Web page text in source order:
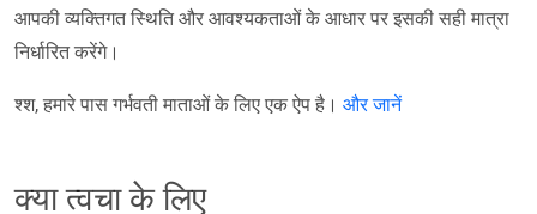
आपकी व्यक्तिगत स्थिति और आवश्यकताओं के आधार पर इसकी सही मात्रा
निर्धारित करेंगे।
श्श, हमारे पास गर्भवती माताओं के लिए एक ऐप है। और जानें
क्या त्वचा के लिए